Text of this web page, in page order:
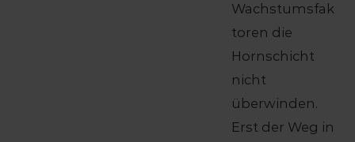
Wachstumsfak
toren die
Hornschicht
nicht
überwinden.
Erst der Weg in